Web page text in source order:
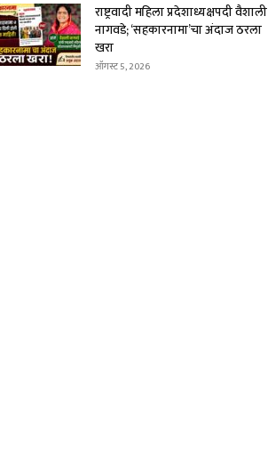
राष्ट्रवादी महिला प्रदेशाध्यक्षपदी वैशाली
नागवडे; ‘सहकारनामा’चा अंदाज ठरला
खरा
ऑगस्ट 5, 2026